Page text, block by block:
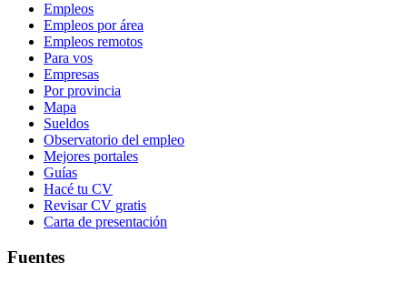
Empleos
Empleos por área
Empleos remotos
Para vos
Empresas
Por provincia
Mapa
Sueldos
Observatorio del empleo
Mejores portales
Guías
Hacé tu CV
Revisar CV gratis
Carta de presentación
Fuentes